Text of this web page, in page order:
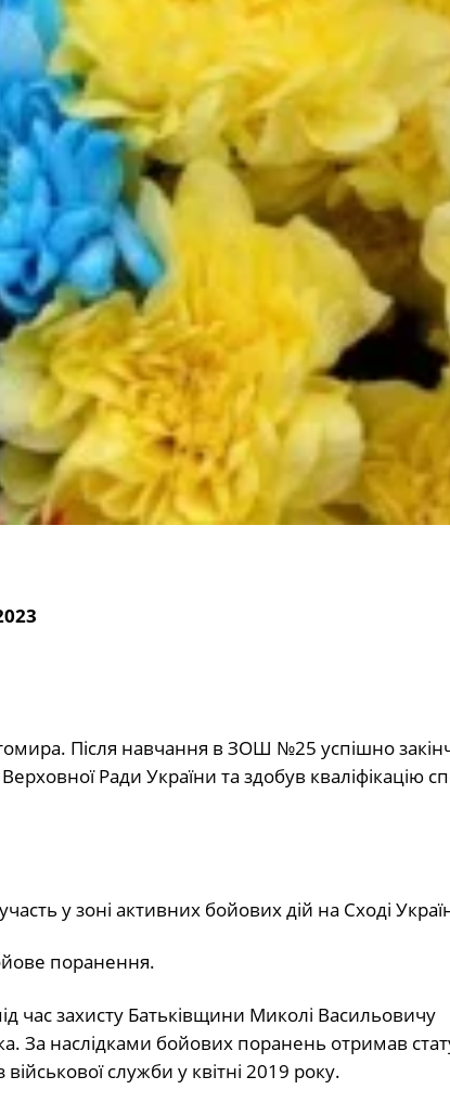
Після навчання в ЗОШ №25 успішно
Ради України та здобув кваліфікацію
у зоні активних бойових дій на Сході
поранення.
час захисту Батьківщини Миколі Васильовичу
За наслідками бойових поранень отримав
військової служби у квітні 2019 року.